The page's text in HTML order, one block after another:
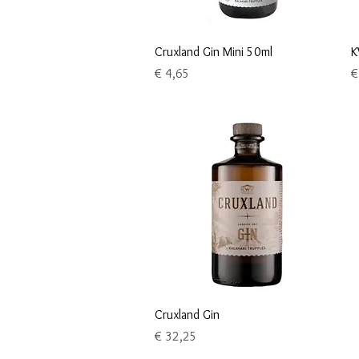
Snel overzicht
Cruxland Gin Mini 50ml
Prijs
€ 4,65
Snel overzicht
Cruxland Gin
Prijs
€ 32,25